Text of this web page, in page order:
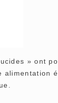
» ont